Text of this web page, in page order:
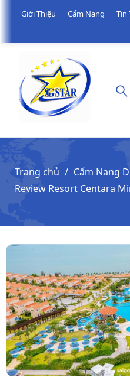
Giới Thiệu Cẩm Nang Tin
Trang chủ
Cẩm Nang
Review Resort Centara